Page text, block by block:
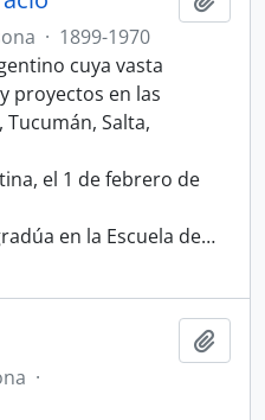
· 1899-1970
cuya vasta
proyectos en las
Salta,
el 1 de febrero de
en la Escuela de…
·